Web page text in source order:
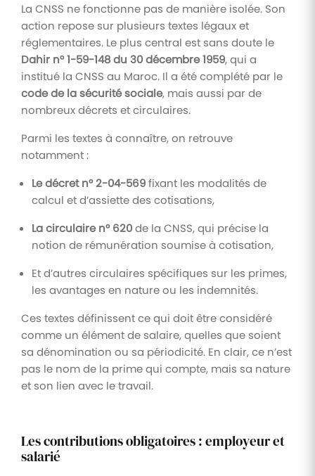
La CNSS ne fonctionne pas de manière isolée. Son
action repose sur plusieurs textes légaux et
réglementaires. Le plus central est sans doute le
Dahir n° 1-59-148 du 30 décembre 1959, qui a
institué la CNSS au Maroc. Il a été complété par le
code de la sécurité sociale, mais aussi par de
nombreux décrets et circulaires.
Parmi les textes à connaître, on retrouve
notamment :
Le décret n° 2-04-569fixant les modalités de
calcul et d’assiette des cotisations,
La circulaire n° 620de la CNSS, qui précise la
notion de rémunération soumise à cotisation,
Et d’autres circulaires spécifiques sur les primes,
les avantages en nature ou les indemnités.
Ces textes définissent ce qui doit être considéré
comme un élément de salaire, quelles que soient
sa dénomination ou sa périodicité. En clair, ce n’est
pas le nom de la prime qui compte, mais sa nature
et son lien avec le travail.
Les contributions obligatoires : employeur et
salarié